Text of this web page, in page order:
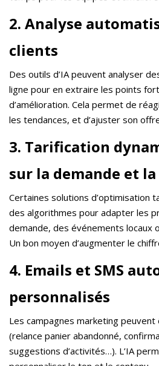
2. Analyse
clients
Des outils d’IA peuvent analyser
ligne pour en extraire les points
d’amélioration. Cela permet de
les tendances, et d’ajuster son
3. Tarification
sur la demande et
Certaines solutions d’optimisation
des algorithmes pour adapter les
demande, des événements locaux
Un bon moyen d’augmenter le
4. Emails et SMS
personnalisés
Les campagnes marketing
(relance panier abandonné,
suggestions d’activités…). L’IA